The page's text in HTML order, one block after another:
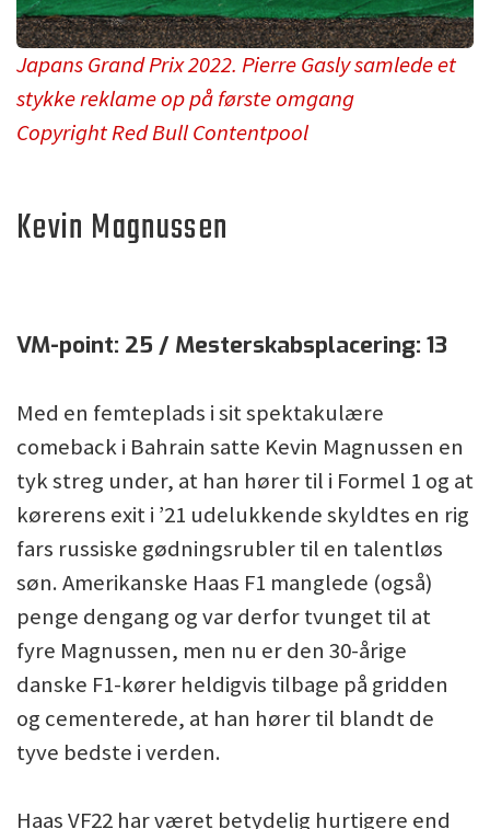
Japans Grand Prix 2022. Pierre Gasly samlede et
stykke reklame op på første omgang
Copyright Red Bull Contentpool
Kevin Magnussen
VM-point: 25 / Mesterskabsplacering: 13
Med en femteplads i sit spektakulære
comeback i Bahrain satte Kevin Magnussen en
tyk streg under, at han hører til i Formel 1 og at
kørerens exit i ’21 udelukkende skyldtes en rig
fars russiske gødningsrubler til en talentløs
søn. Amerikanske Haas F1 manglede (også)
penge dengang og var derfor tvunget til at
fyre Magnussen, men nu er den 30-årige
danske F1-kører heldigvis tilbage på gridden
og cementerede, at han hører til blandt de
tyve bedste i verden.
Haas VF22 har været betydelig hurtigere end